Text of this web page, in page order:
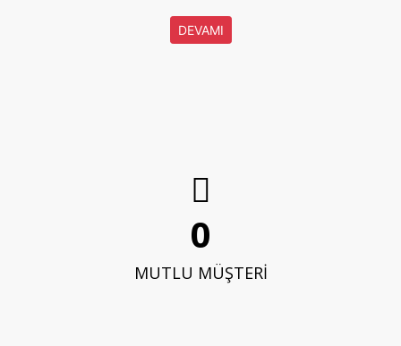
DEVAMI
0
MUTLU MÜŞTERİ